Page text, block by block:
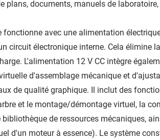
plans, documents, manuels de
avec une alimentation
circuit électronique interne. Cela élimine
L'alimentation 12 V CC intègre
d'assemblage mécanique et
de qualité graphique. Il inclut des
et le montage/démontage virtuel, la
de ressources mécaniques,
d'un moteur à essence). Le système